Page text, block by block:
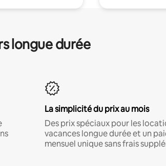
longue durée
La simplicité du prix au mois
Des prix spéciaux pour les
vacances longue durée et un
mensuel unique sans frais